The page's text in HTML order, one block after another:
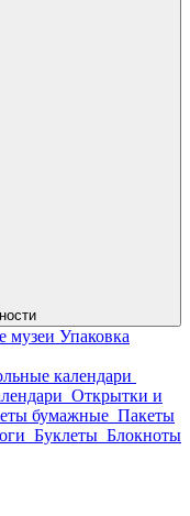
музеи Упаковка
календари
Открытки и
бумажные Пакеты
Буклеты Блокноты